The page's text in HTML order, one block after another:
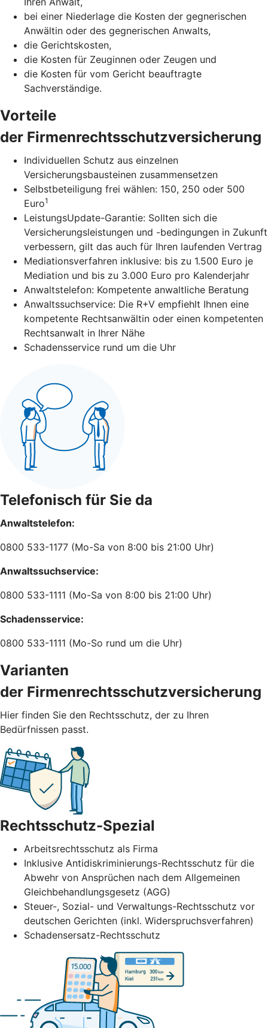
bei einer Niederlage die Kosten der gegnerischen
Anwältin oder des gegnerischen Anwalts,
die Gerichtskosten,
die Kosten für Zeuginnen oder Zeugen und
die Kosten für vom Gericht beauftragte
Sachverständige.
Vorteile
der Firmenrechtsschutzversicherung
Individuellen Schutz aus einzelnen
Versicherungsbausteinen zusammensetzen
Selbstbeteiligung frei wählen: 150, 250 oder 500
Euro1
LeistungsUpdate-Garantie: Sollten sich die
Versicherungsleistungen und -bedingungen in Zukunft
verbessern, gilt das auch für Ihren laufenden Vertrag
Mediationsverfahren inklusive: bis zu 1.500 Euro je
Mediation und bis zu 3.000 Euro pro Kalenderjahr
Anwaltstelefon: Kompetente anwaltliche Beratung
Anwaltssuchservice: Die R+V empfiehlt Ihnen eine
kompetente Rechtsanwältin oder einen kompetenten
Rechtsanwalt in Ihrer Nähe
Schadensservice rund um die Uhr
Telefonisch für Sie da
Anwaltstelefon:
0800 533-1177 (Mo-Sa von 8:00 bis 21:00 Uhr)
Anwaltssuchservice:
0800 533-1111 (Mo-Sa von 8:00 bis 21:00 Uhr)
Schadensservice:
0800 533-1111 (Mo-So rund um die Uhr)
Varianten
der Firmenrechtsschutzversicherung
Hier finden Sie den Rechtsschutz, der zu Ihren
Bedürfnissen passt.
Rechtsschutz-Spezial
Arbeitsrechtsschutz als Firma
Inklusive Antidiskriminierungs-Rechtsschutz für die
Abwehr von Ansprüchen nach dem Allgemeinen
Gleichbehandlungsgesetz (AGG)
Steuer-, Sozial- und Verwaltungs-Rechtsschutz vor
deutschen Gerichten (inkl. Widerspruchsverfahren)
Schadensersatz-Rechtsschutz